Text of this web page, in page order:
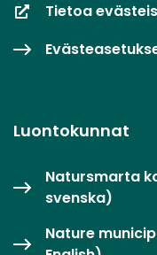
Tietoa
Luontokunnat
Natursmarta
svenska)
Nature